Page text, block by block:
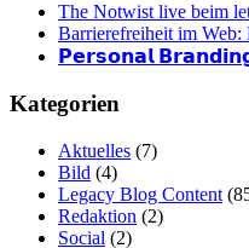
The Notwist live beim
Barrierefreiheit im Web:
𝗣𝗲𝗿𝘀𝗼𝗻𝗮𝗹
Kategorien
Aktuelles (7)
Bild (4)
Legacy Blog Content
Redaktion (2)
Social (2)